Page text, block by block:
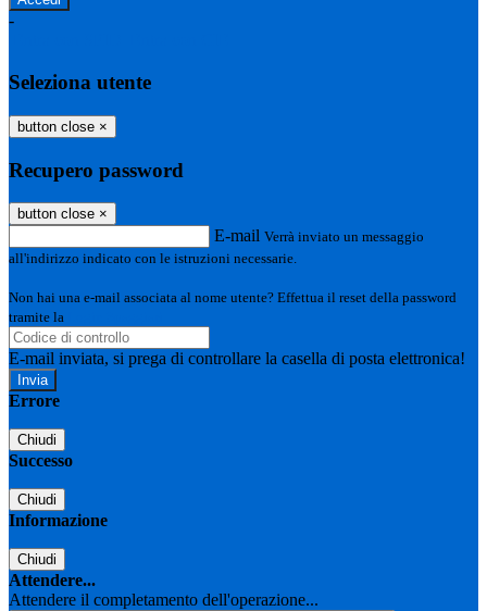
-
Seleziona utente
button close ×
Recupero password
button close ×
E-mail Verrà inviato un messaggio
all'indirizzo indicato con le istruzioni necessarie.
Non hai una e-mail associata al nome utente? Effettua il reset della password
tramite la
E-mail inviata, si prega di controllare la casella di posta elettronica!
Errore
Chiudi
Successo
Chiudi
Informazione
Chiudi
Attendere...
Attendere il completamento dell'operazione...